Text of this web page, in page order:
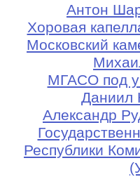
Антон
Хоровая
Московский
МГАСО под
Даниил
Александр
Республики